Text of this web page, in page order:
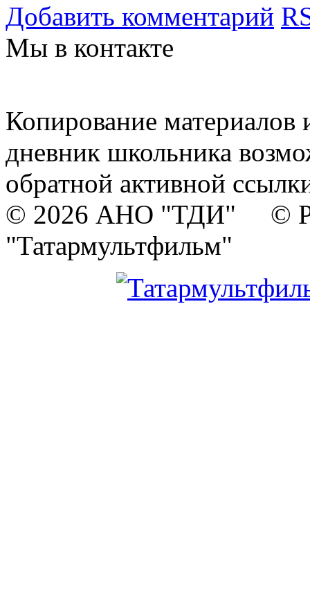
Добавить комментарий
Мы в контакте
Копирование материалов
дневник школьника
обратной активной
© 2026 АНО "ТДИ" ©
"Татармультфильм"